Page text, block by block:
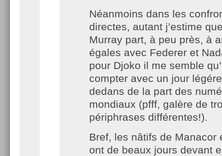
Néanmoins dans les
directes, autant j’estime
Murray part, à peu près, à
égales avec Federer et
pour Djoko il me semble
compter avec un jour
dedans de la part des
mondiaux (pfff, galère de
périphrases différentes!).
Bref, les nâtifs de Manacor
ont de beaux jours devant